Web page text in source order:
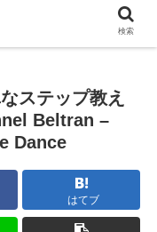
ステップ教え
Beltran –
Dance
はてブ
検索